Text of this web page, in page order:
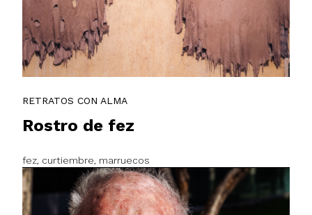
RETRATOS CON ALMA
Rostro de fez
fez, curtiembre, marruecos